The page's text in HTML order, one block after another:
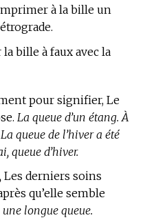
à la bille un
bille à faux avec la
pour signifier, Le
La queue d’un étang. À
queue de l’hiver a été
queue d’hiver.
Les derniers soins
qu’elle semble
longue queue.